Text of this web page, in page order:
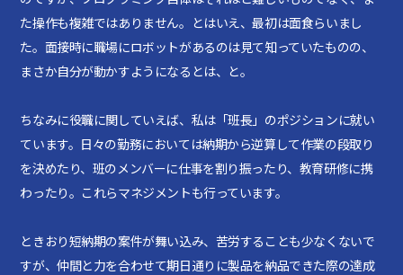
た操作も複雑ではありません。とはいえ、最初は面食らいまし
た。面接時に職場にロボットがあるのは見て知っていたものの、
まさか自分が動かすようになるとは、と。
ちなみに役職に関していえば、私は「班長」のポジションに就い
ています。日々の勤務においては納期から逆算して作業の段取り
を決めたり、班のメンバーに仕事を割り振ったり、教育研修に携
わったり。これらマネジメントも行っています。
ときおり短納期の案件が舞い込み、苦労することも少なくないで
すが、仲間と力を合わせて期日通りに製品を納品できた際の達成